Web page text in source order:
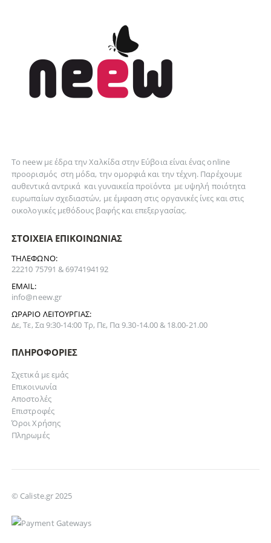
Το neew με έδρα την Xαλκίδα στην Εύβοια είναι ένας online
προορισμός στη μόδα, τηνομορφιά και τηντέχνη. Παρέχουμε
αυθεντικάαντρικά καιγυναικείαπροϊόντα με υψηλή ποιότητα
ευρωπαίων σχεδιαστών, με έμφαση στις οργανικές ίνες και στις
οικολογικές μεθόδους βαφής και επεξεργασίας.
ΣΤΟΙΧΕΊΑ ΕΠΙΚΟΙΝΩΝΊΑΣ
ΤΗΛΈΦΩΝΟ:
22210 75791 & 6974194192
EMAIL:
info@neew.gr
ΩΡΆΡΙΟ ΛΕΙΤΟΥΡΓΊΑΣ:
Δε, Τε, Σα 9:30-14:00 Τρ, Πε, Πα 9.30-14.00 & 18.00-21.00
ΠΛΗΡΟΦΟΡΊΕΣ
Σχετικά με εμάς
Επικοινωνία
Αποστολές
Επιστροφές
Όροι Χρήσης
Πληρωμές
© Caliste.gr 2025